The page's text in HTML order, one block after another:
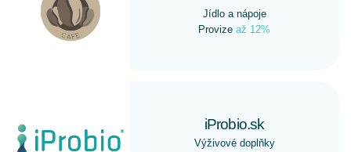
Jídlo a nápoje
Provize až 12%
iProbio.sk
Výživové doplňky